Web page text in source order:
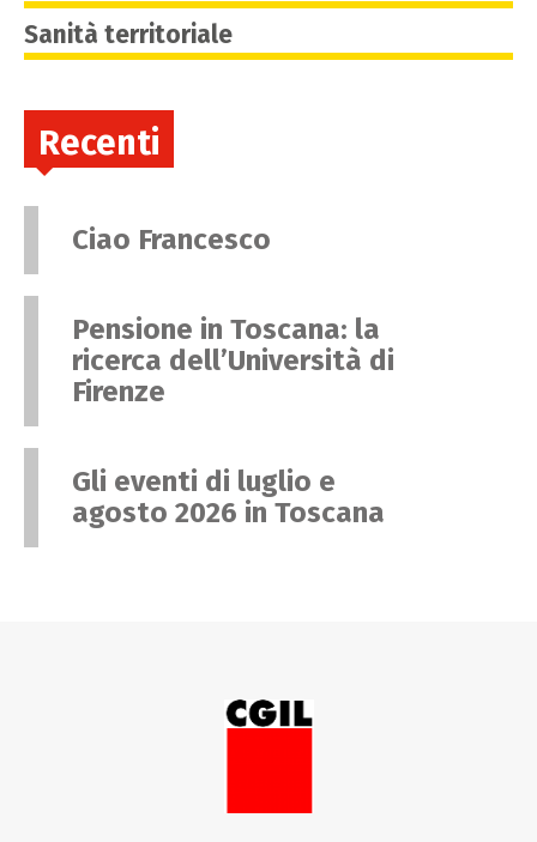
Sanità territoriale
Recenti
Ciao Francesco
Pensione in Toscana: la
ricerca dell’Università di
Firenze
Gli eventi di luglio e
agosto 2026 in Toscana